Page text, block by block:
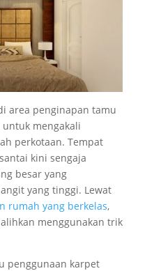
area penginapan tamu
mengakali
perkotaan. Tempat
kini sengaja
besar yang
yang tinggi. Lewat
rumah yang berkelas,
menggunakan trik
penggunaan karpet